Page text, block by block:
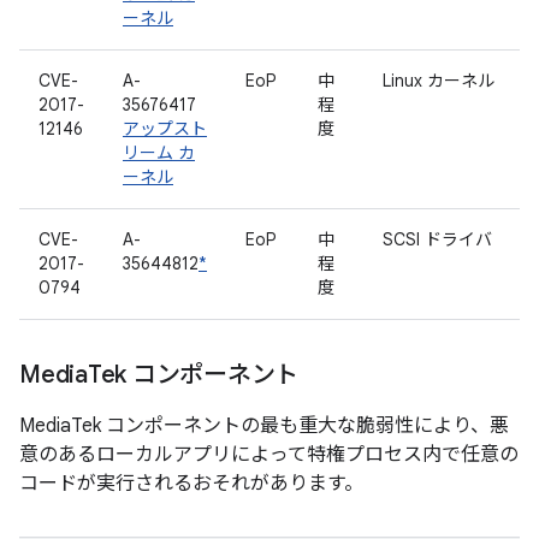
ーネル
CVE-
2017-
12146
A-
35676417
アップスト
リーム カ
ーネル
EoP
中
程
度
Linux カーネル
CVE-
2017-
0794
A-
35644812*
EoP
中
程
度
SCSI ドライバ
MediaTek コンポーネント
MediaTek コンポーネントの最も重大な脆弱性により、悪
意のあるローカルアプリによって特権プロセス内で任意の
コードが実行されるおそれがあります。